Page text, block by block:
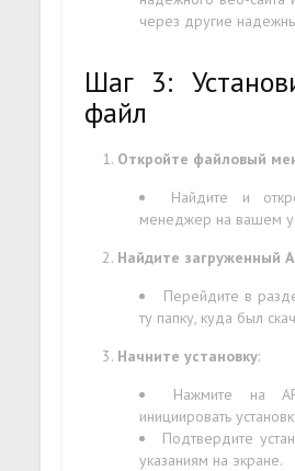
через другие
Шаг 3:
файл
Откройте файловый
Найдите и
менеджер на вашем
Найдите загруженный
Перейдите в
ту папку, куда был
Начните установку:
Нажмите на
инициировать
Подтвердите
указаниям на экране.